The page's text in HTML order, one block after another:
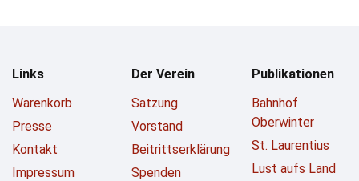
Links
Warenkorb
Presse
Kontakt
Impressum
Der Verein
Satzung
Vorstand
Beitrittserklärung
Spenden
Publikationen
Bahnhof
Oberwinter
St. Laurentius
Lust aufs Land